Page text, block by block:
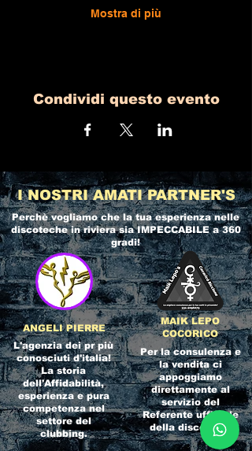
Mostra di più
Condividi questo evento
I NOSTRI AMATI PARTNER'S
Perchè vogliamo che la tua esperienza nelle
discoteche in rivierasia IMPECCABILE a 360
gradi!
ANGELI PIERRE
L'agenzia dei pr più
conosciuti d'italia!
La storia
dell'Affidabilità,
esperienza e pura
competenza nel
settore del
clubbing.
MAIK LEPO
COCORICO
Per la consulenza e
la vendita ci
appoggiamo
direttamente al
servizio del
Referente ufficiale
della discoteca!